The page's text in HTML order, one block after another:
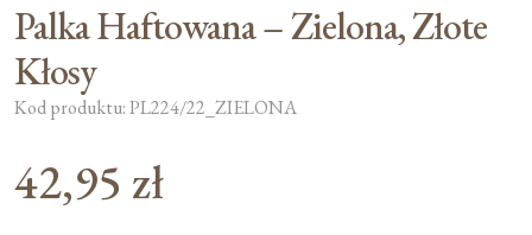
Palka Haftowana – Zielona, Złote
Kłosy
Kod produktu: PL224/22_ZIELONA
42,95 zł